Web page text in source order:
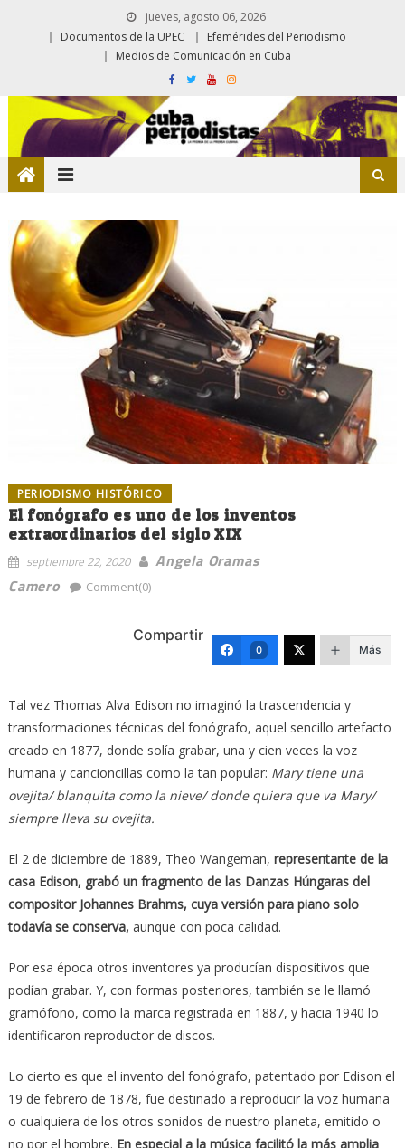
jueves, agosto 06, 2026
Documentos de la UPEC
Efemérides del Periodismo
Medios de Comunicación en Cuba
PERIODISMO HISTÓRICO
El fonógrafo es uno de los inventos
extraordinarios del siglo XIX
septiembre 22, 2020
Angela Oramas
Camero
Comment(0)
Compartir
0 Más
Tal vez Thomas Alva Edison no imaginó la trascendencia y
transformaciones técnicas del fonógrafo, aquel sencillo artefacto
creado en 1877, donde solía grabar, una y cien veces la voz
humana y cancioncillas como la tan popular: Mary tiene una
ovejita/ blanquita como la nieve/ donde quiera que va Mary/
siempre lleva su ovejita.
El 2 de diciembre de 1889, Theo Wangeman, representante de la
casa Edison, grabó un fragmento de las Danzas Húngaras del
compositor Johannes Brahms, cuya versión para piano solo
todavía se conserva, aunque con poca calidad.
Por esa época otros inventores ya producían dispositivos que
podían grabar. Y, con formas posteriores, también se le llamó
gramófono, como la marca registrada en 1887, y hacia 1940 lo
identificaron reproductor de discos.
Lo cierto es que el invento del fonógrafo, patentado por Edison el
19 de febrero de 1878, fue destinado a reproducir la voz humana
o cualquiera de los otros sonidos de nuestro planeta, emitido o
no por el hombre. En especial a la música facilitó la más amplia